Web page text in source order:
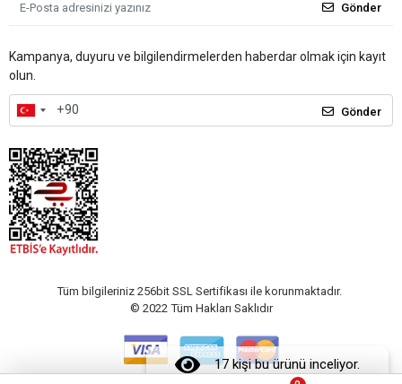
17 kişi bu ürünü inceliyor.
Gönder
Kampanya, duyuru ve bilgilendirmelerden haberdar olmak için kayıt
olun.
Gönder
Tüm bilgileriniz 256bit SSL Sertifikası ile korunmaktadır.
© 2022 Tüm Hakları Saklıdır